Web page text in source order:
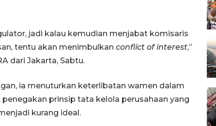
jadi kalau kemudian menjabat komisaris
tentu akan menimbulkan conflict of interest,”
dari Jakarta, Sabtu.
ia menuturkan keterlibatan wamen dalam
prinsip tata kelola perusahaan yang
kurang ideal.